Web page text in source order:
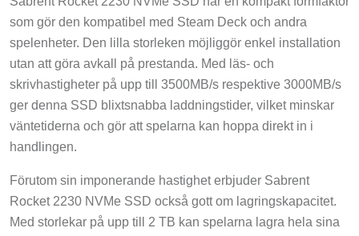
som gör den kompatibel med Steam Deck och andra
spelenheter. Den lilla storleken möjliggör enkel installation
utan att göra avkall på prestanda. Med läs- och
skrivhastigheter på upp till 3500MB/s respektive 3000MB/s
ger denna SSD blixtsnabba laddningstider, vilket minskar
väntetiderna och gör att spelarna kan hoppa direkt in i
handlingen.
Förutom sin imponerande hastighet erbjuder Sabrent
Rocket 2230 NVMe SSD också gott om lagringskapacitet.
Med storlekar på upp till 2 TB kan spelarna lagra hela sina